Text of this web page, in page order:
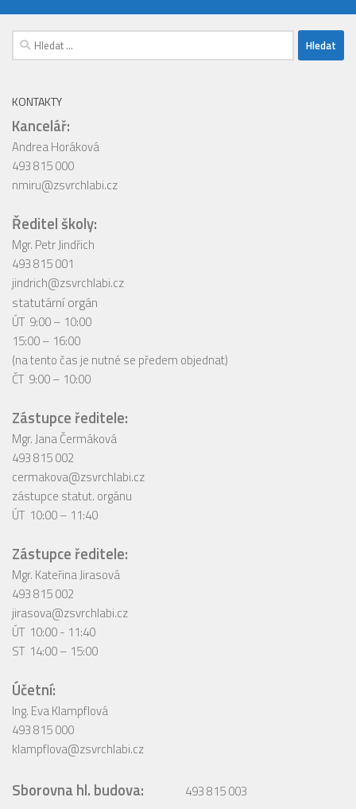
Vyhledávání
KONTAKTY
Kancelář:
Andrea Horáková
493 815 000
nmiru@zsvrchlabi.cz
Ředitel školy:
Mgr. Petr Jindřich
493 815 001
jindrich@zsvrchlabi.cz
statutární orgán
ÚT 9:00 – 10:00
15:00 – 16:00
(na tento čas je nutné se předem objednat)
ČT 9:00 – 10:00
Zástupce ředitele:
Mgr. Jana Čermáková
493 815 002
cermakova@zsvrchlabi.cz
zástupce statut. orgánu
ÚT 10:00 – 11:40
Zástupce ředitele:
Mgr. Kateřina Jirasová
493 815 002
jirasova@zsvrchlabi.cz
ÚT 10:00 - 11:40
ST 14:00 – 15:00
Účetní:
Ing. Eva Klampflová
493 815 000
klampflova@zsvrchlabi.cz
Sborovna hl. budova: 493 815 003